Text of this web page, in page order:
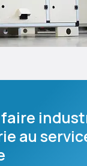
faire
au